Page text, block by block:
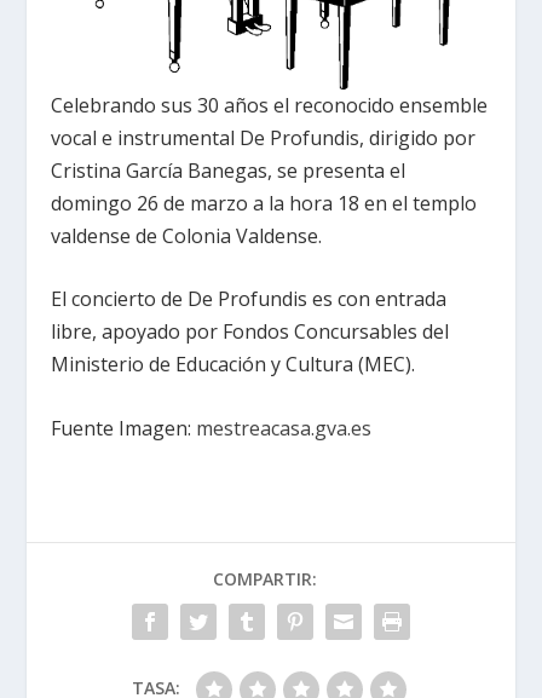
Celebrando sus 30 años el reconocido ensemble
vocal e instrumental De Profundis, dirigido por
Cristina García Banegas, se presenta el
domingo 26 de marzo a la hora 18 en el templo
valdense de Colonia Valdense.
El concierto de De Profundis es con entrada
libre, apoyado por Fondos Concursables del
Ministerio de Educación y Cultura (MEC).
Fuente Imagen: mestreacasa.gva.es
COMPARTIR:
TASA: